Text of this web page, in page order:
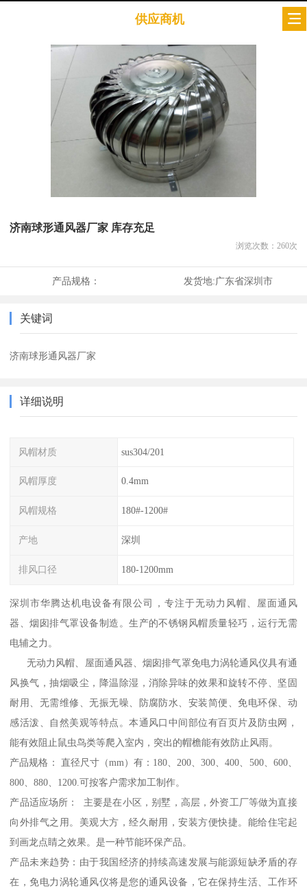
供应商机
济南球形通风器厂家 库存充足
浏览次数： 260次
产品规格： 发货地:广东省深圳市
关键词
济南球形通风器厂家
详细说明
风帽材质 sus304/201
风帽厚度 0.4mm
风帽规格 180#-1200#
产地 深圳
排风口径 180-1200mm
深圳市华腾达机电设备有限公司，专注于无动力风帽、屋面通风
器、烟囱排气罩设备制造。生产的不锈钢风帽质量轻巧，运行无需
电辅之力。
无动力风帽、屋面通风器、烟囱排气罩免电力涡轮通风仪具有通
风换气，抽烟吸尘，降温除湿，消除异味的效果和旋转不停、坚固
耐用、无需维修、无振无噪、防腐防水、安装简便、免电环保、动
感活泼、自然美观等特点。本通风口中间部位有百页片及防虫网，
能有效阻止鼠虫鸟类等爬入室内，突出的帽檐能有效防止风雨。
产品规格： 直径尺寸（mm）有：180、200、300、400、500、600、
800、880、1200.可按客户需求加工制作。
产品适应场所： 主要是在小区，别墅，高层，外资工厂等做为直接
向外排气之用。美观大方，经久耐用，安装方便快捷。能给住宅起
到画龙点睛之效果。是一种节能环保产品。
产品未来趋势：由于我国经济的持续高速发展与能源短缺矛盾的存
在，免电力涡轮通风仪将是您的通风设备，它在保持生活、工作环